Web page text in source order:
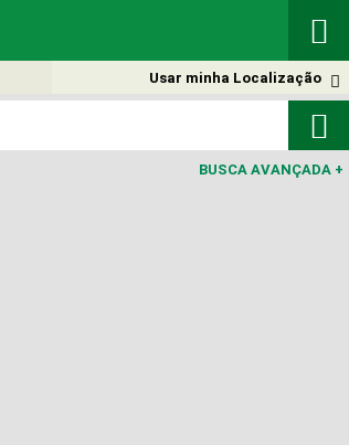


Usar minha Localização

BUSCA AVANÇADA +